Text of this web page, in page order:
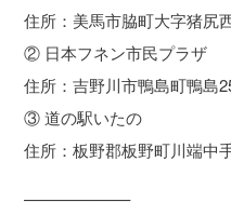
住所：美馬市脇町大字猪尻
② 日本フネン市民プラザ
住所：吉野川市鴨島町鴨島
③ 道の駅いたの
住所：板野郡板野町川端中